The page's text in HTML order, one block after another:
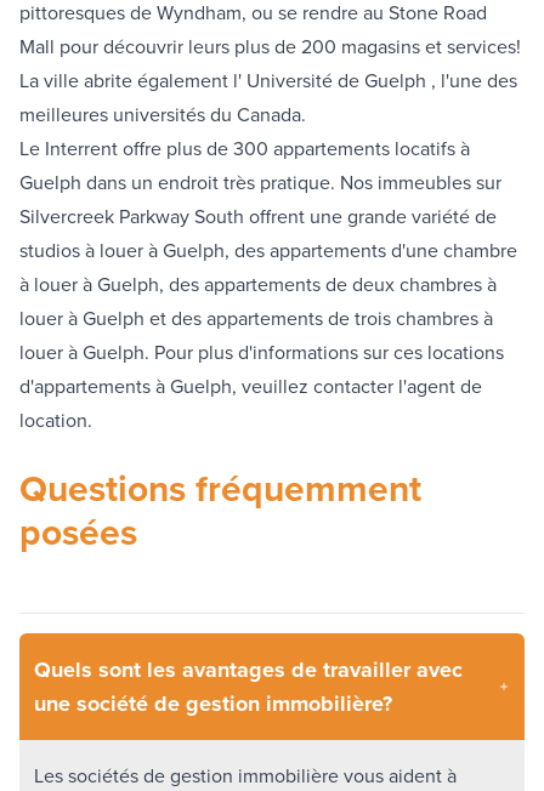
pittoresques de Wyndham, ou se rendre au Stone Road
Mall pour découvrir leurs plus de 200 magasins et services!
La ville abrite également l' Université de Guelph , l'une des
meilleures universités du Canada.
Le Interrent offre plus de 300 appartements locatifs à
Guelph dans un endroit très pratique. Nos immeubles sur
Silvercreek Parkway South offrent une grande variété de
studios à louer à Guelph, des appartements d'une chambre
à louer à Guelph, des appartements de deux chambres à
louer à Guelph et des appartements de trois chambres à
louer à Guelph. Pour plus d'informations sur ces locations
d'appartements à Guelph, veuillez contacter l'agent de
location.
Questions fréquemment
posées
Quels sont les avantages de travailler avec
une société de gestion immobilière?
Les sociétés de gestion immobilière vous aident à